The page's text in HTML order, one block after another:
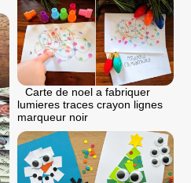
Carte de noel a fabriquer
lumieres traces crayon lignes
marqueur noir